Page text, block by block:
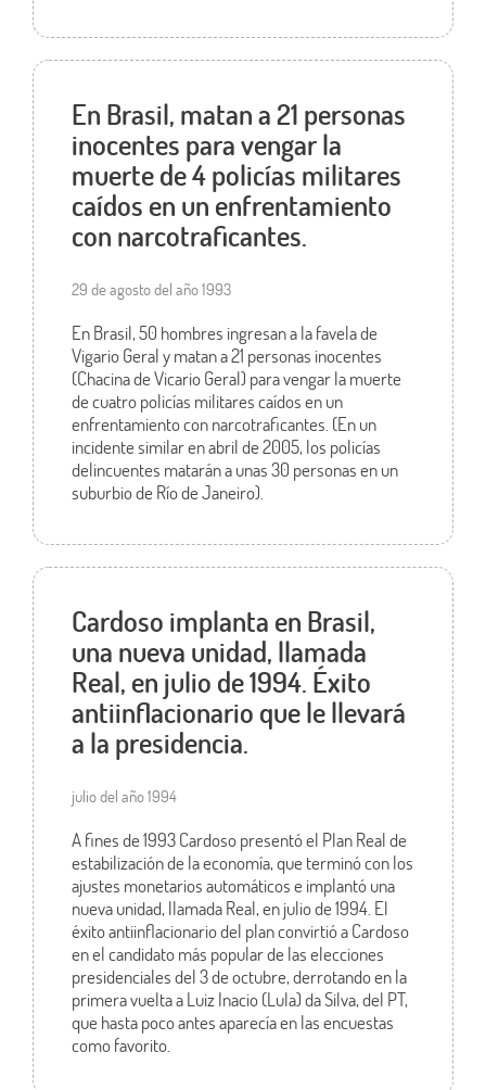
En Brasil, matan a 21 personas
inocentes para vengar la
muerte de 4 policías militares
caídos en un enfrentamiento
con narcotraficantes.
29 de agosto del año 1993
En Brasil, 50 hombres ingresan a la favela de
Vigario Geral y matan a 21 personas inocentes
(Chacina de Vicario Geral) para vengar la muerte
de cuatro policías militares caídos en un
enfrentamiento con narcotraficantes. (En un
incidente similar en abril de 2005, los policías
delincuentes matarán a unas 30 personas en un
suburbio de Río de Janeiro).
Cardoso implanta en Brasil,
una nueva unidad, llamada
Real, en julio de 1994. Éxito
antiinflacionario que le llevará
a la presidencia.
julio del año 1994
A fines de 1993 Cardoso presentó el Plan Real de
estabilización de la economía, que terminó con los
ajustes monetarios automáticos e implantó una
nueva unidad, llamada Real, en julio de 1994. El
éxito antiinflacionario del plan convirtió a Cardoso
en el candidato más popular de las elecciones
presidenciales del 3 de octubre, derrotando en la
primera vuelta a Luiz Inacio (Lula) da Silva, del PT,
que hasta poco antes aparecía en las encuestas
como favorito.